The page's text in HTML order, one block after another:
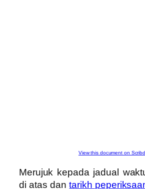
View this document on Scribd
Merujuk kepada jadual
di atas dantarikh